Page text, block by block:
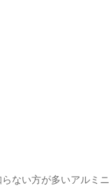
ない方が多いアルミ